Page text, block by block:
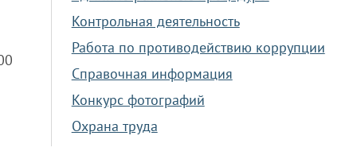
Контрольная деятельность
Работа по противодействию коррупции
Справочная информация
Конкурс фотографий
Охрана труда